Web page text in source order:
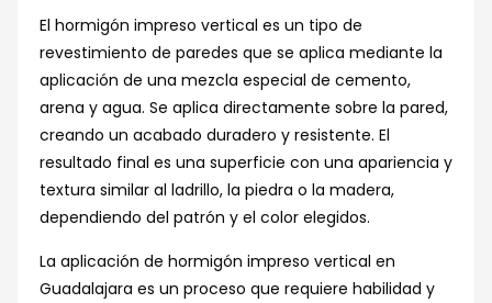
El hormigón impreso vertical es un tipo de
revestimiento de paredes que se aplica mediante la
aplicación de una mezcla especial de cemento,
arena y agua. Se aplica directamente sobre la pared,
creando un acabado duradero y resistente. El
resultado final es una superficie con una apariencia y
textura similar al ladrillo, la piedra o la madera,
dependiendo del patrón y el color elegidos.
La aplicación de hormigón impreso vertical en
Guadalajara es un proceso que requiere habilidad y